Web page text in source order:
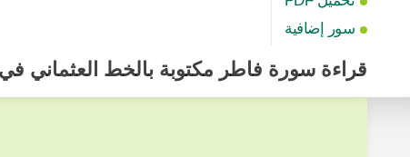
سور إضافية
قراءة سورة فاطر مكتوبة بالخط العثماني